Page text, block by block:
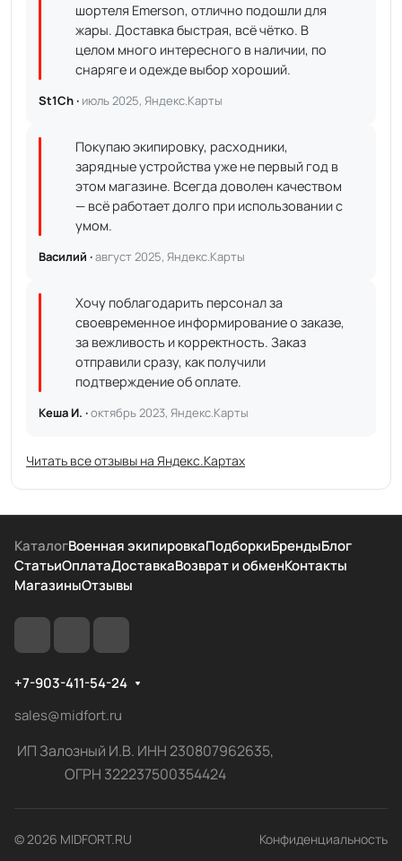
шортеля Emerson, отлично подошли для
жары. Доставка быстрая, всё чётко. В
целом много интересного в наличии, по
снаряге и одежде выбор хороший.
St1Ch · июль 2025, Яндекс.Карты
Покупаю экипировку, расходники,
зарядные устройства уже не первый год в
этом магазине. Всегда доволен качеством
— всё работает долго при использовании с
умом.
Василий ·август 2025, Яндекс.Карты
Хочу поблагодарить персонал за
своевременное информирование о заказе,
за вежливость и корректность. Заказ
отправили сразу, как получили
подтверждение об оплате.
Кеша И. ·октябрь 2023, Яндекс.Карты
Читать все отзывы на Яндекс.Картах
КаталогВоенная экипировкаПодборкиБрендыБлог
СтатьиОплатаДоставкаВозврат и обменКонтакты
МагазиныОтзывы
+7-903-411-54-24
sales@midfort.ru
ИП Залозный И.В. ИНН 230807962635,
ОГРН 322237500354424
© 2026 MIDFORT.RU Конфиденциальность